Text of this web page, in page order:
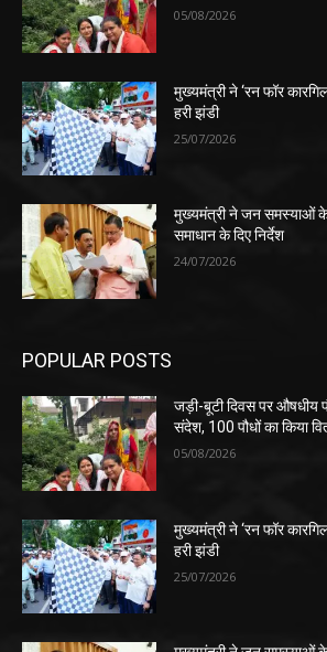
05/08/2026
मुख्यमंत्री ने ‘रन फॉर
हरी झंडी
25/07/2026
मुख्यमंत्री ने जन समस्याओं के
समाधान के दिए निर्देश
24/07/2026
POPULAR POSTS
जड़ी-बूटी दिवस पर औषधीय
संदेश, 100 पौधों का किया
05/08/2026
मुख्यमंत्री ने ‘रन फॉर
हरी झंडी
25/07/2026